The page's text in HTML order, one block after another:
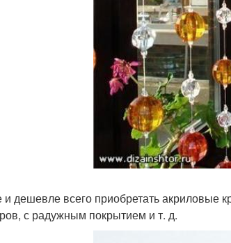
дешевле всего приобретать акриловые
с радужным покрытием и т. д.